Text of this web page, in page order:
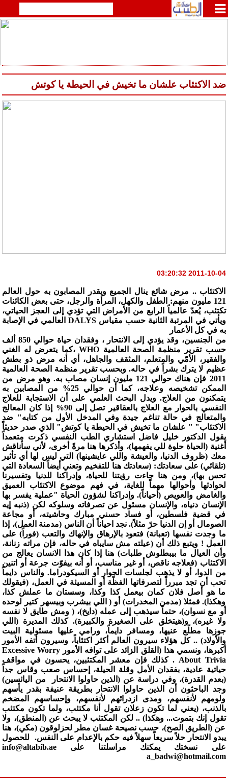
ضد الاكتئاب علشان ما تخيش في الحيطة يا كوتش
2011-10-04 03:20:32
الاكتئاب .. مرض شائع ينال الجميع ويقدر المصابون به حول العالم
121 مليون منهم: الطفل والكهل، المرأة والرجل، حتى بعض الكائنات
تكتئب، يُعدّ عالمياً الرابع من الأمراض التي تؤدي إلى العجز الحياتي،
ويأتي في المرتبة الثانية حسب مقياس DALYS العالمي في الإصابة
به في كل الأعمار
من الجنسين، وقد يؤدي إلى الانتحار ، وفقدان حياة حوالي 850 ألف
حسب تقرير منظمة الصحة العالمية WHO ،كما يتعرض له الغني
والفقير، الأمّي والمتعلم، المثقف والجاهل، أي أنه مرض ذو بطش
عظيم لا يترك بشراً في حاله. وبحسب تقرير منظمة الصحة العالمية
2011 فإن هناك حوالي 121 مليون إنسان مصاب به. وهو مرض من
الممكن تشخيصه وعلاجه، كما أن حوالي 25% من المصابين به
يتمكنون من العلاج. ويدل البحث العلمي على أن الاستجابة للعلاج
النفسي بالحوار مع العلاج بالعقاقير تصل إلى 90% إذا كان المعالج
والمتعالج في حالة تناغم جيدة وفي المدخل الأول من كتابه" ضد
الاكتئاب" " علشان ما تخيش في الحيطة يا كوتش" الذي صدر حديثاً
يقول الدكتور خليل فاضل استشاري الطب النفسي ذكرت متعمداً
أغنية (الحياة حلوة للي يفهمها)، وأذكرها هنا مرةً أخرى، لأني سأناقش
معك (ظروف الدنيا، والعيشة واللي عايشينها) التي ليس لها أي تأثير
(تلقائي) على سعادتك: (سعادتك هنا للتفخيم وتعني أيضاً السعادة التي
تحس بها)، ومن هنا جاءت رؤيتنا للحياة، وإدراكنا للدنيا وتفسيرنا
لحوادثها وأحوالها مهماً للغاية، في فهم موضوع الاكتئاب العميق
والغامض والعويص (أحياناً). وإدراكنا لشؤون الحياة "عملية يفسر بها
الإنسان دنياه، والإنسان مسئول عن تصرفاته وسلوكه لكن (ذنبه إيه
في قضية فلسطين، أو فساد حسني مبارك وحاشيته، أو مجاعة
الصومال أو إن الدنيا حرّ مثلاً). نجد احياناً أن الناس (مدمنة العمل)، إذا
ما وجدت نفسها (تعبانة) فتعود بالإرهاق والإنهاك والتعب (فوراً) على
العمل ! ويتبع ذلك أن (عيلته مش سايباه في حاله، فإن مراته زنانة،
وأن العيال ما بيبطلوش طلبات) هنا إذا كان هذا الانسان يعالج من
الاكتئاب (فعلاجه ناقص، أو غير مناسب، أو أنه بيفوّت جرعة أو اتنين
من الدوا، أو لا يذهب لجلسات الحوار أو السيكودراما. والناس دايماً
تحب أن تجد مبرراً لتصرفاتها الفظّة أو المسيئة في العمل، (فيقولك
ما هو أصل فلان كمان بيعمل كذا وكذا، وسستان ما عملش كذا،
وهكذا). فمثلا (مدمن المخدرات) أو ( اللي بيشرب وبيسهر كتير لوحده
أو مع نسوان)، حتماً سيذهب إلى عمله (دايخ)، ( ومش طايق لا نفسه
ولا غيره)، و(هيتخلق على الصغيرة والكبيرة). كذلك المديرة (اللي
جوزها مطلّع عنيها، ومسافر دايماً، ورامي عليها مسئولية البيت
والأولاد) .. كل هؤلاء سيرون العالم أكثر اكتئاباً، وسيرون أتفه الأمور
أكبرها، ونسمي هذا (القلق الزائد على توافه الأمور Excessive Worry
About Trivia . كذلك فإن معشر المكتئبين، يحسون في مواقف
حياتية عادية، بفقدان الأمل وقلة الحيلة، إحساس صعب وقاس جداً
(بعدم القدرة)، وفي دراسة عن (الذين حاولوا الانتحار من اليائسين)
وجد الباحثون أن الذين حاولوا الانتحار بطريقة عنيفة بقدر يأسهم
ولومهم لأنفسهم، ومدى ازدرائهم لأنفسهم، وإحساسهم المضخم
بالذنب، (يعني لما تكون زعلان تقول أنا مكتئب، ولما تكون مكتئب
تقول إنك بتموت... وهكذا) .. لكن المكتئب لا يبحث عن (المنطق)، ولا
عن (الطريق الصح)، حسب نصيحة غسان مطر لحزلوقون (مكي)، هنا
يبدو الانتحار حلاً سريعاً سهلاً فيه حكم بالإعدام على النفس. للحصول
على نسختك يمكنك مراسلتنا على info@altabib.ae
a_badwi@hotmail.com